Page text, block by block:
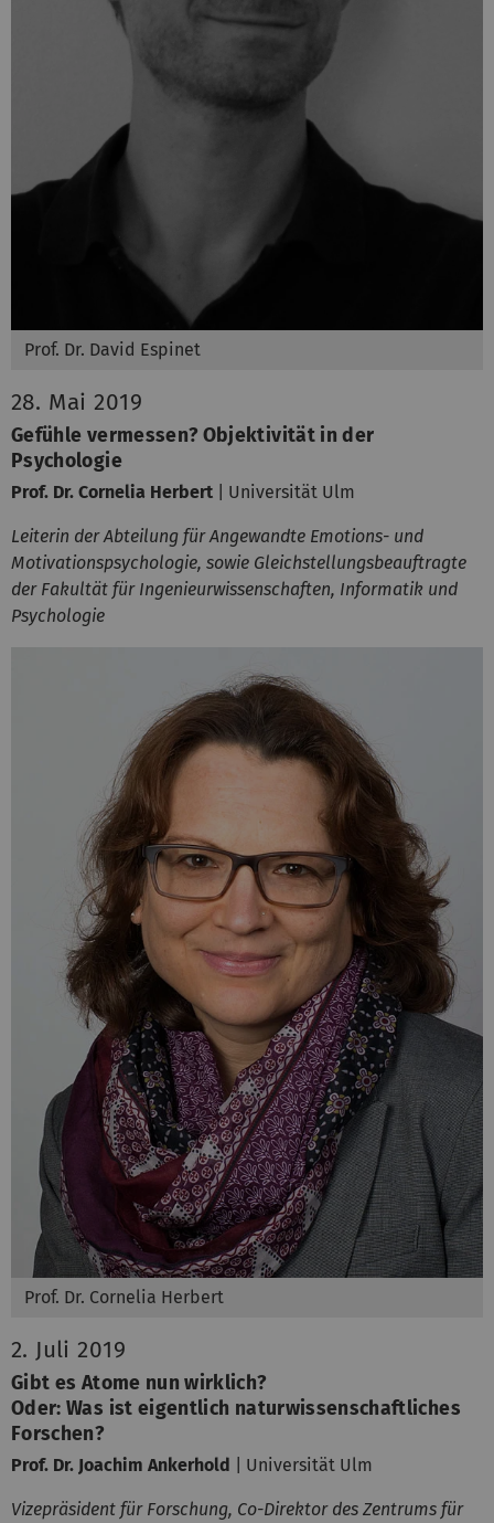
Prof. Dr. David Espinet
28. Mai 2019
Gefühle vermessen? Objektivität in der
Psychologie
Prof. Dr. Cornelia Herbert | Universität Ulm
Leiterin der Abteilung für Angewandte Emotions- und
Motivationspsychologie, sowie Gleichstellungsbeauftragte
der Fakultät für Ingenieurwissenschaften, Informatik und
Psychologie
Prof. Dr. Cornelia Herbert
2. Juli 2019
Gibt es Atome nun wirklich?
Oder: Was ist eigentlich naturwissenschaftliches
Forschen?
Prof. Dr. Joachim Ankerhold | Universität Ulm
Vizepräsident für Forschung, Co-Direktor des Zentrums für